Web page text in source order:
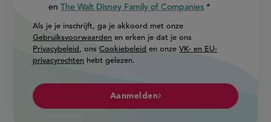
enThe Walt Disney Family of Companies
Als je je inschrijft, ga je akkoord met onze
Gebruiksvoorwaarden en erken je dat je ons
Privacybeleid , onsCookiebeleid en onzeVK- en EU-
privacyrechten hebt gelezen.
Aanmelden